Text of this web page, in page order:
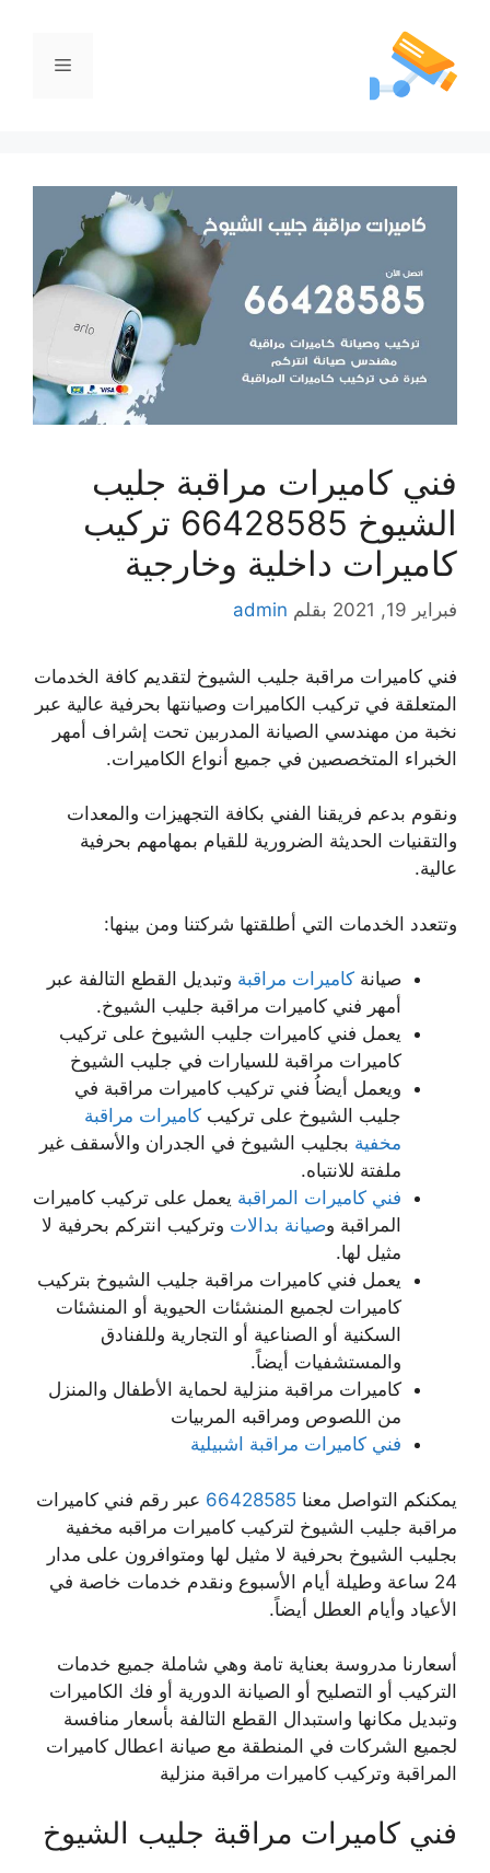
فني كاميرات مراقبة جليب
الشيوخ 66428585 تركيب
كاميرات داخلية وخارجية
فبراير 19, 2021 بقلم admin
فني كاميرات مراقبة جليب الشيوخ لتقديم كافة الخدمات
المتعلقة في تركيب الكاميرات وصيانتها بحرفية عالية عبر
نخبة من مهندسي الصيانة المدربين تحت إشراف أمهر
الخبراء المتخصصين في جميع أنواع الكاميرات.
ونقوم بدعم فريقنا الفني بكافة التجهيزات والمعدات
والتقنيات الحديثة الضرورية للقيام بمهامهم بحرفية
عالية.
وتتعدد الخدمات التي أطلقتها شركتنا ومن بينها:
صيانة كاميرات مراقبة وتبديل القطع التالفة عبر
أمهر فني كاميرات مراقبة جليب الشيوخ.
يعمل فني كاميرات جليب الشيوخ على تركيب
كاميرات مراقبة للسيارات في جليب الشيوخ
ويعمل أيضاُ فني تركيب كاميرات مراقبة في
جليب الشيوخ على تركيب كاميرات مراقبة
مخفية بجليب الشيوخ في الجدران والأسقف غير
ملفتة للانتباه.
فني كاميرات المراقبة يعمل على تركيب كاميرات
المراقبة وصيانة بدالات وتركيب انتركم بحرفية لا
مثيل لها.
يعمل فني كاميرات مراقبة جليب الشيوخ بتركيب
كاميرات لجميع المنشئات الحيوية أو المنشئات
السكنية أو الصناعية أو التجارية وللفنادق
والمستشفيات أيضاً.
كاميرات مراقبة منزلية لحماية الأطفال والمنزل
من اللصوص ومراقبه المربيات
فني كاميرات مراقبة اشبيلية
يمكنكم التواصل معنا 66428585 عبر رقم فني كاميرات
مراقبة جليب الشيوخ لتركيب كاميرات مراقبه مخفية
بجليب الشيوخ بحرفية لا مثيل لها ومتوافرون على مدار
24 ساعة وطيلة أيام الأسبوع ونقدم خدمات خاصة في
الأعياد وأيام العطل أيضاً.
أسعارنا مدروسة بعناية تامة وهي شاملة جميع خدمات
التركيب أو التصليح أو الصيانة الدورية أو فك الكاميرات
وتبديل مكانها واستبدال القطع التالفة بأسعار منافسة
لجميع الشركات في المنطقة مع صيانة اعطال كاميرات
المراقبة وتركيب كاميرات مراقبة منزلية
فني كاميرات مراقبة جليب الشيوخ